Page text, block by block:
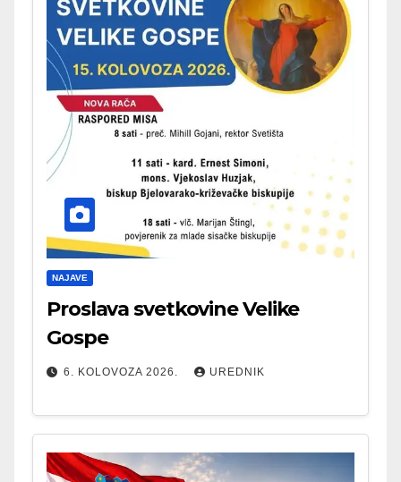
NAJAVE
Proslava svetkovine Velike
Gospe
6. KOLOVOZA 2026. UREDNIK